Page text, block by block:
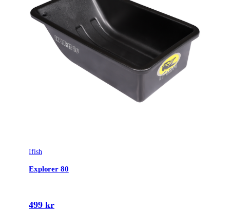
Ifish
Explorer 80
499 kr